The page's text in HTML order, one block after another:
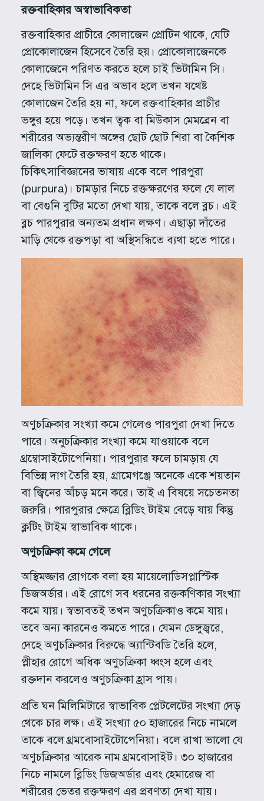
রক্তবাহিকার অস্বাভাবিকতা
রক্তবাহিকার প্রাচীরে কোলাজেন প্রোটিন থাকে, যেটি
প্রোকোলাজেন হিসেবে তৈরি হয়। প্রোকোলাজেনকে
কোলাজেনে পরিণত করতে হলে চাই ভিটামিন সি।
দেহে ভিটামিন সি এর অভাব হলে তখন যথেষ্ট
কোলাজেন তৈরি হয় না, ফলে রক্তবাহিকার প্রাচীর
ভঙ্গুর হয়ে পড়ে। তখন ত্বক বা মিউকাস মেমব্রেন বা
শরীরের অভ্যন্তরীণ অঙ্গের ছোট ছোট শিরা বা কৈশিক
জালিকা ফেটে রক্তক্ষরণ হতে থাকে।
চিকিৎসাবিজ্ঞানের ভাষায় একে বলে পারপুরা
(purpura)। চামড়ার নিচে রক্তক্ষরণের ফলে যে লাল
বা বেগুনি বুটির মতো দেখা যায়, তাকে বলে ব্লচ। এই
ব্লচ পারপুরার অন্যতম প্রধান লক্ষণ। এছাড়া দাঁতের
মাড়ি থেকে রক্তপড়া বা অস্থিসন্ধিতে ব্যথা হতে পারে।
অণুচক্রিকার সংখ্যা কমে গেলেও পারপুরা দেখা দিতে
পারে। অনুচক্রিকার সংখ্যা কমে যাওয়াকে বলে
থ্রম্বোসাইটোপেনিয়া। পারপুরার ফলে চামড়ায় যে
বিভিন্ন দাগ তৈরি হয়, গ্রামেগঞ্জে অনেকে একে শয়তান
বা জ্বিনের আঁচড় মনে করে। তাই এ বিষয়ে সচেতনতা
জরুরি। পারপুরার ক্ষেত্রে ব্লিডিং টাইম বেড়ে যায় কিন্তু
ক্লটিং টাইম স্বাভাবিক থাকে।
অণুচক্রিকা কমে গেলে
অস্থিমজ্জার রোগকে বলা হয় মায়েলোডিসপ্লাস্টিক
ডিজঅর্ডার। এই রোগে সব ধরনের রক্তকণিকার সংখ্যা
কমে যায়। স্বভাবতই তখন অণুচক্রিকাও কমে যায়।
তবে অন্য কারনেও কমতে পারে। যেমন ডেঙ্গুজ্বরে,
দেহে অণুচক্রিকার বিরুদ্ধে অ্যান্টিবডি তৈরি হলে,
প্লীহার রোগে অধিক অণুচক্রিকা ধ্বংস হলে এবং
রক্তদান করলেও অণুচক্রিকা হ্রাস পায়।
প্রতি ঘন মিলিমিটারে স্বাভাবিক প্লেটলেটের সংখ্যা দেড়
থেকে চার লক্ষ। এই সংখ্যা ৫০ হাজারের নিচে নামলে
তাকে বলে থ্রমবোসাইটোপেনিয়া। বলে রাখা ভালো যে
অণুচক্রিকার আরেক নাম থ্রমবোসাইট। ৩০ হাজারের
নিচে নামলে ব্লিডিং ডিজঅর্ডার এবং হেমারেজ বা
শরীরের ভেতর রক্তক্ষরণ এর প্রবণতা দেখা যায়।